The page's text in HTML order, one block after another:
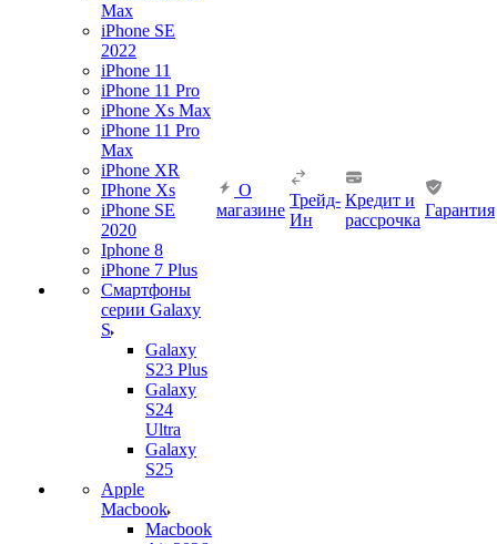
Max
iPhone SE
2022
iPhone 11
iPhone 11 Pro
iPhone Xs Max
iPhone 11 Pro
Max
iPhone XR
IPhone Xs
iPhone SE
2020
Iphone 8
iPhone 7 Plus
Смартфоны
серии Galaxy
S
Galaxy
S23 Plus
Galaxy
S24
Ultra
Galaxy
S25
Apple
Macbook
Macbook
О
магазине
Трейд-
Ин
Кредит и
рассрочка
Гарантия